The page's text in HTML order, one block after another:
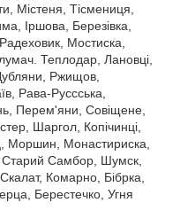
Містеня, Тісмениця,
Іршова, Березівка,
Мостиска,
Теплодар, Лановці,
Ржищов,
Рава-Руссська,
Перем'яни, Совіщене,
Шаргол, Копічинці,
Моршин, Монастириска,
Старий Самбор, Шумск,
Комарно, Бібрка,
Берестечко, Угня